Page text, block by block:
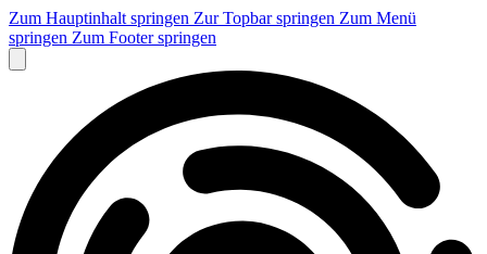
Zum Hauptinhalt springen Zur Topbar springen Zum Menü
springen Zum Footer springen